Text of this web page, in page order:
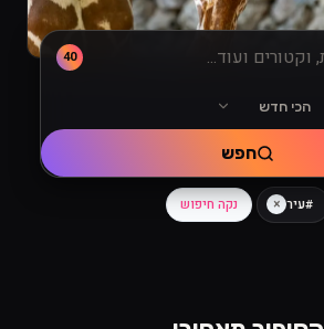
40
הכי חדש
חפש
#עיר × נקה חיפוש